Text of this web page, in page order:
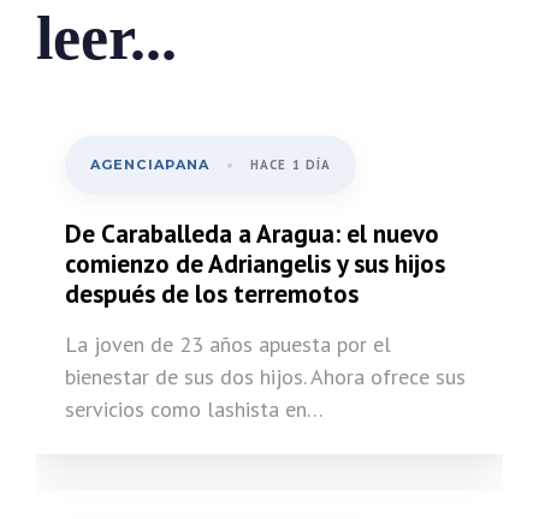
leer...
AGENCIAPANA HACE 1 DÍA
De Caraballeda a Aragua: el nuevo
comienzo de Adriangelis y sus hijos
después de los terremotos
La joven de 23 años apuesta por el
bienestar de sus dos hijos. Ahora ofrece sus
servicios como lashista en…